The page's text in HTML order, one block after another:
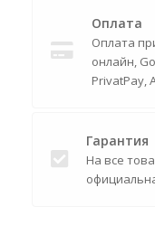
Оплата
Оплата
онлайн,
PrivatPay,
Гарантия
На все